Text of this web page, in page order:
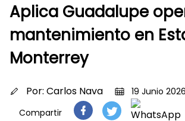
Aplica Guadalupe
mantenimiento en
Monterrey
Por: Carlos Nava
19 Junio
Compartir